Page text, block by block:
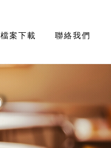
檔案下載 聯絡我們